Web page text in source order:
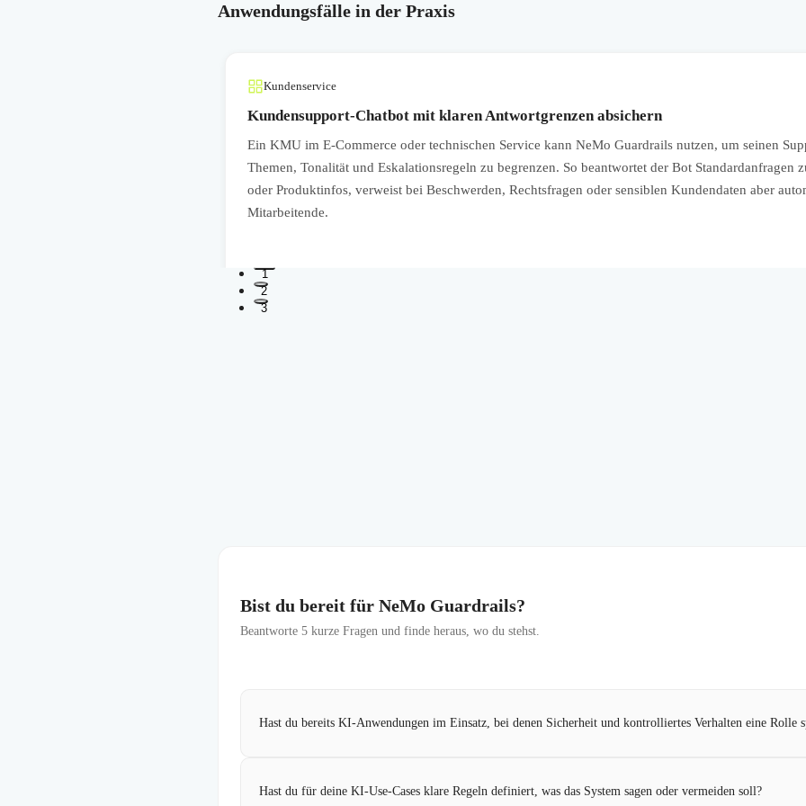
Anwendungsfälle in der Praxis
Kundenservice
Kundensupport-Chatbot mit klaren Antwortgrenzen absichern
Ein KMU im E-Commerce oder technischen Service kann NeMo Guardrails nutzen, um seinen
Themen, Tonalität und Eskalationsregeln zu begrenzen. So beantwortet der Bot Standardanfragen
oder Produktinfos, verweist bei Beschwerden, Rechtsfragen oder sensiblen Kundendaten aber
Mitarbeitende.
1
2
3
Bist du bereit für NeMo Guardrails?
Beantworte 5 kurze Fragen und finde heraus, wo du stehst.
Hast du bereits KI-Anwendungen im Einsatz, bei denen Sicherheit und kontrolliertes Verhalten eine Rolle
Hast du für deine KI-Use-Cases klare Regeln definiert, was das System sagen oder vermeiden soll?